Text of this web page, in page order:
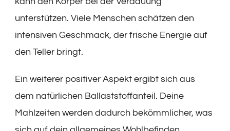
unterstützen. Viele Menschen schätzen den
intensiven Geschmack, der frische Energie auf
den Teller bringt.
Ein weiterer positiver Aspekt ergibt sich aus
dem natürlichen Ballaststoffanteil. Deine
Mahlzeiten werden dadurch bekömmlicher, was